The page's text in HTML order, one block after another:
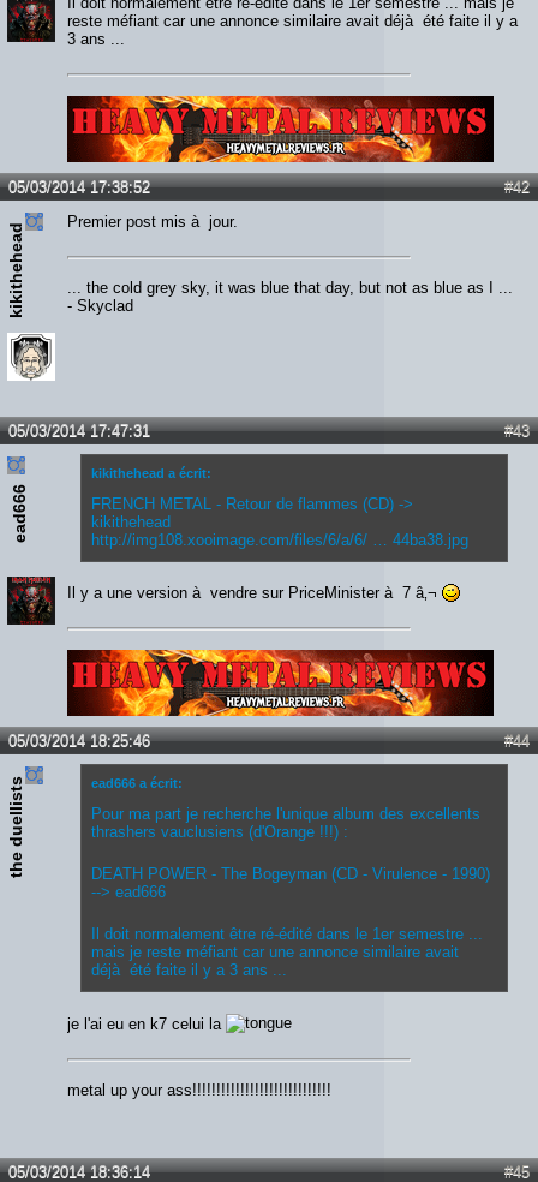
reste méfiant car une annonce similaire avait déjà été faite il y a
3 ans ...
Lien :http://heavymetalreviews.fr/
#42
05/03/2014 17:38:52
kikithehead
Premier post mis à jour.
... the cold grey sky, it was blue that day, but not as blue as I ...
- Skyclad
#43
05/03/2014 17:47:31
ead666
kikithehead a écrit:
FRENCH METAL - Retour de flammes (CD) ->
kikithehead
http://img108.xooimage.com/files/6/a/6/ … 44ba38.jpg
Il y a une version à vendre sur PriceMinister à 7 â‚¬
Lien :http://heavymetalreviews.fr/
#44
05/03/2014 18:25:46
the duellists ead666 a écrit:
Pour ma part je recherche l'unique album des excellents
thrashers vauclusiens (d'Orange !!!) :
DEATH POWER - The Bogeyman (CD - Virulence - 1990)
--> ead666
Il doit normalement être ré-édité dans le 1er semestre ...
mais je reste méfiant car une annonce similaire avait
déjà été faite il y a 3 ans ...
je l'ai eu en k7 celui la
metal up your ass!!!!!!!!!!!!!!!!!!!!!!!!!!!!!
#45
05/03/2014 18:36:14